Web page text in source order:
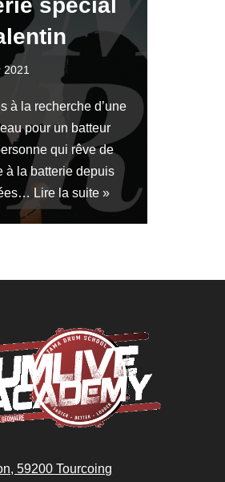
spécial
2021
à la recherche d’une
pour un batteur
qui rêve de
à la batterie depuis
Lire la suite »
59200 Tourcoing